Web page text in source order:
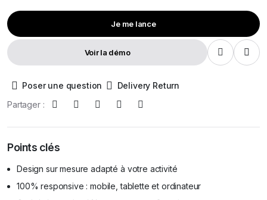
Je me lance
Voir la démo
Poser une question
Delivery Return
Partager :
Points clés
Design sur mesure adapté à votre activité
100% responsive : mobile, tablette et ordinateur